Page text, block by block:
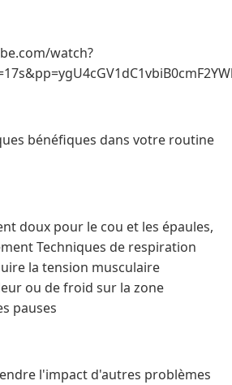
watch?
bénéfiques dans votre routine
doux pour le cou et les épaules,
Techniques de respiration
la tension musculaire
ou de froid sur la zone
pauses
l'impact d'autres problèmes